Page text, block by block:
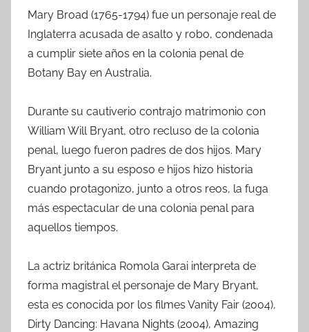
Mary Broad (1765-1794) fue un personaje real de
Inglaterra acusada de asalto y robo, condenada
a cumplir siete años en la colonia penal de
Botany Bay en Australia.
Durante su cautiverio contrajo matrimonio con
William Will Bryant, otro recluso de la colonia
penal, luego fueron padres de dos hijos. Mary
Bryant junto a su esposo e hijos hizo historia
cuando protagonizo, junto a otros reos, la fuga
más espectacular de una colonia penal para
aquellos tiempos.
La actriz británica Romola Garai interpreta de
forma magistral el personaje de Mary Bryant,
esta es conocida por los filmes Vanity Fair (2004),
Dirty Dancing: Havana Nights (2004), Amazing